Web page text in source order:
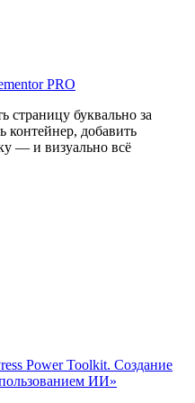
PRO
страницу буквально за
контейнер, добавить
— и визуально всё
Power Toolkit. Создание
ИИ»